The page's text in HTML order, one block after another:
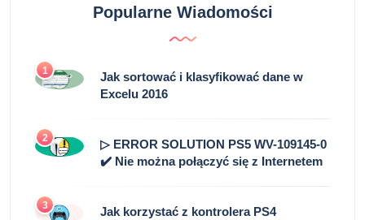
Popularne Wiadomości
1
Jak sortować i klasyfikować dane w
Excelu 2016
2
▷ ERROR SOLUTION PS5 WV-109145-0
✔️ Nie można połączyć się z Internetem
3
Jak korzystać z kontrolera PS4